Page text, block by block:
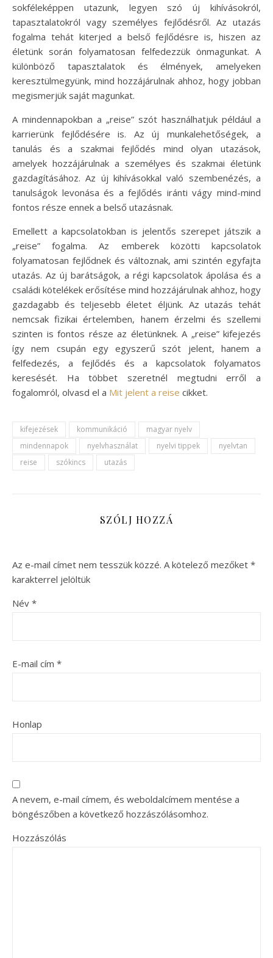
sokféleképpen utazunk, legyen szó új kihívásokról,
tapasztalatokról vagy személyes fejlődésről. Az utazás
fogalma tehát kiterjed a belső fejlődésre is, hiszen az
életünk során folyamatosan felfedezzük önmagunkat. A
különböző tapasztalatok és élmények, amelyeken
keresztülmegyünk, mind hozzájárulnak ahhoz, hogy jobban
megismerjük saját magunkat.
A mindennapokban a „reise” szót használhatjuk például a
karrierünk fejlődésére is. Az új munkalehetőségek, a
tanulás és a szakmai fejlődés mind olyan utazások,
amelyek hozzájárulnak a személyes és szakmai életünk
gazdagításához. Az új kihívásokkal való szembenézés, a
tanulságok levonása és a fejlődés iránti vágy mind-mind
fontos része ennek a belső utazásnak.
Emellett a kapcsolatokban is jelentős szerepet játszik a
„reise” fogalma. Az emberek közötti kapcsolatok
folyamatosan fejlődnek és változnak, ami szintén egyfajta
utazás. Az új barátságok, a régi kapcsolatok ápolása és a
családi kötelékek erősítése mind hozzájárulnak ahhoz, hogy
gazdagabb és teljesebb életet éljünk. Az utazás tehát
nemcsak fizikai értelemben, hanem érzelmi és szellemi
szinten is fontos része az életünknek. A „reise” kifejezés
így nem csupán egy egyszerű szót jelent, hanem a
felfedezés, a fejlődés és a kapcsolatok folyamatos
keresését. Ha többet szeretnél megtudni erről a
fogalomról, olvasd el a Mit jelent a reise cikket.
kifejezések kommunikáció
magyar nyelv
mindennapok
nyelvhasználat nyelvi tippek
nyelvtan
reise
szókincs utazás
SZÓLJ HOZZÁ
Az e-mail címet nem tesszük közzé. A kötelező mezőket *
karakterrel jelöltük
Név *
E-mail cím *
Honlap
A nevem, e-mail címem, és weboldalcímem mentése a
böngészőben a következő hozzászólásomhoz.
Hozzászólás